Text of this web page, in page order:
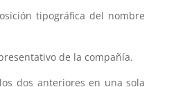
tipográfica del nombre
de la compañía.
dos anteriores en una sola